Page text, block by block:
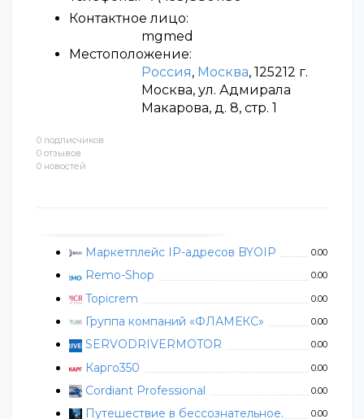
0 подписчиков
0 отзывов
0 новостей
Маркетплейс IP-адресов BYOIP 0.00
Remo-Shop 0.00
Topicrem 0.00
Группа компаний «ФЛАМЕКС» 0.00
SERVODRIVERMOTOR 0.00
Карго350 0.00
Cordiant Professional 0.00
Путешествие в бессознательное. 0.00
Контактное лицо:
mgmed
Местоположение:
Россия, Москва, 125212 г.
Москва, ул. Адмирала
Макарова, д. 8, стр. 1